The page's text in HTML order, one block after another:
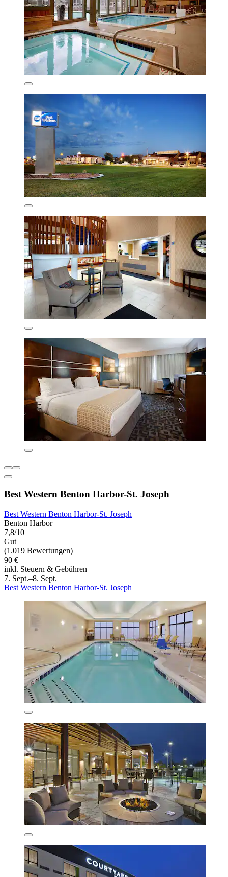
Best Western Benton Harbor-St. Joseph
Best Western Benton Harbor-St. Joseph
Benton Harbor
7,8/10
Gut
(1.019 Bewertungen)
90 €
inkl. Steuern & Gebühren
7. Sept.–8. Sept.
Best Western Benton Harbor-St. Joseph